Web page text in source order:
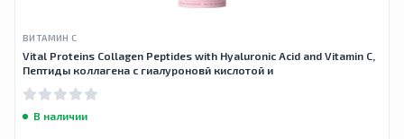
ВИТАМИН С
Vital Proteins Collagen Peptides with Hyaluronic Acid and Vitamin C,
Пептиды коллагена с гиалуроновй кислотой и
В наличии